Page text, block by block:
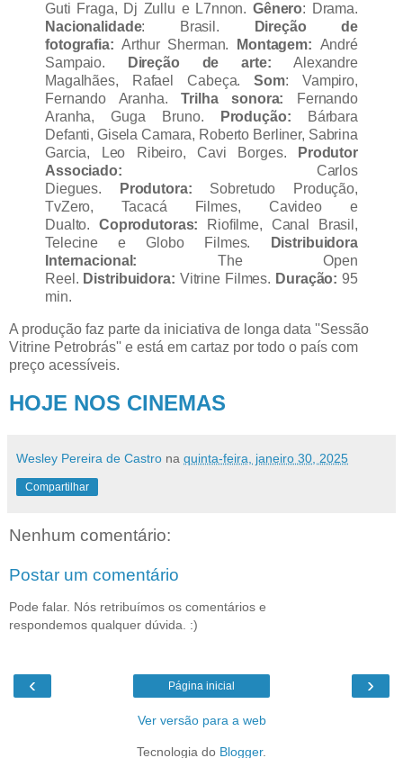
Guti Fraga, Dj Zullu e L7nnon. Gênero: Drama.
Nacionalidade: Brasil.
Direção de
fotografia: Arthur Sherman. Montagem: André
Sampaio.
Direção de arte: Alexandre
Magalhães, Rafael Cabeça.Som: Vampiro,
Fernando Aranha.Trilha sonora: Fernando
Aranha, Guga Bruno.
Produção: Bárbara
Defanti, Gisela Camara, Roberto Berliner, Sabrina
Garcia, Leo Ribeiro, Cavi Borges.
Produtor
Associado: Carlos
Diegues.
Produtora: Sobretudo Produção,
TvZero, Tacacá Filmes, Cavideo e
Dualto. Coprodutoras: Riofilme, Canal Brasil,
Telecine e Globo Filmes.
Distribuidora
Internacional: The Open
Reel. Distribuidora: Vitrine Filmes. Duração: 95
min.
A produção faz parte da iniciativa de longa data ''Sessão
Vitrine Petrobrás'' e está em cartaz por todo o país com
preço acessíveis.
HOJE NOS CINEMAS
Wesley Pereira de Castro na quinta-feira, janeiro 30, 2025
Compartilhar
Nenhum comentário:
Postar um comentário
Pode falar. Nós retribuímos os comentários e
respondemos qualquer dúvida. :)
‹ ›
Página inicial
Ver versão para a web
Tecnologia do Blogger.